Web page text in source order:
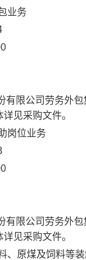
业务
有限公司劳务外
见采购文件。
岗位业务
有限公司劳务外
见采购文件。
、原煤及饲料等